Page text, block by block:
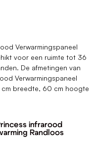
Verwarmingspaneel
voor een ruimte tot 36
De afmetingen van
Verwarmingspaneel
breedte, 60 cm hoogte
infrarood
Randloos